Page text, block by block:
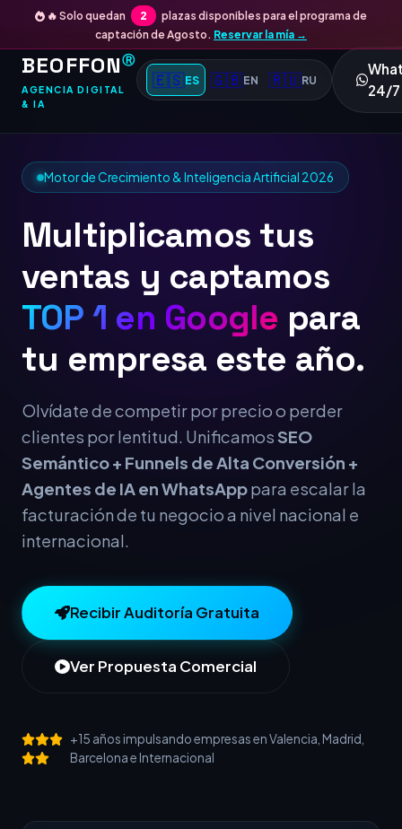
🔥 Solo quedan 2
plazas disponibles para el programa de
captación de Agosto. Reservar la mía →
BEOFFONⓇ
AGENCIA DIGITAL
& IA
🇪🇸ES 🇬🇧EN 🇷🇺RU
24/7
Motor de Crecimiento & Inteligencia Artificial 2026
Multiplicamos tus
ventas y captamos
TOP 1 para tu
empresa este año.
Olvídate de competir por precio o perder
clientes por lentitud. UnificamosSEO
Semántico + Funnels de Alta Conversión +
Agentes de IA en WhatsApppara escalar la
facturación de tu negocio a nivel nacional e
internacional.
Recibir Auditoría Gratuita
Ver Propuesta Comercial
+15 años impulsando empresas en Valencia, Madrid,
Barcelona e Internacional